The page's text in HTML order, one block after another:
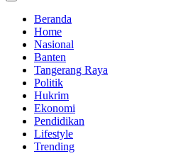
Beranda
Home
Nasional
Banten
Tangerang Raya
Politik
Hukrim
Ekonomi
Pendidikan
Lifestyle
Trending